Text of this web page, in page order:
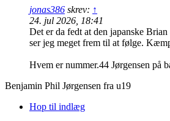
jonas386 skrev: ↑
24. jul 2026, 18:41
Det er da fedt at den japanske
ser jeg meget frem til at følge.
Hvem er nummer.44 Jørgensen på
Benjamin Phil Jørgensen fra u19
Hop til indlæg